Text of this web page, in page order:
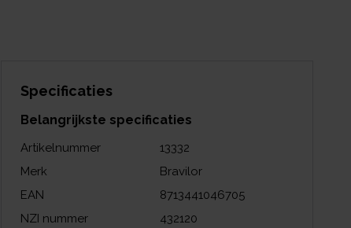
Specificaties
Belangrijkste specificaties
Artikelnummer
13332
Merk
Bravilor
EAN
8713441046705
NZI nummer
432120